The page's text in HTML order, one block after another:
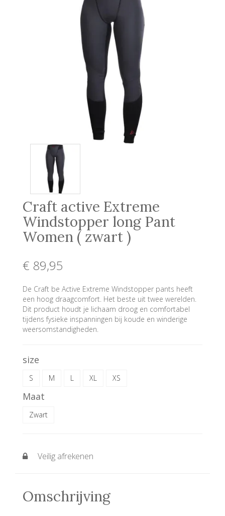
Craft active Extreme
Windstopper long Pant
Women ( zwart )
€ 89,95
De Craft be Active Extreme Windstopper pants heeft
een hoog draagcomfort. Het beste uit twee werelden.
Dit product houdt je lichaam droog en comfortabel
tijdens fysieke inspanningen bij koude en winderige
weersomstandigheden.
size
S M L XL XS
Maat
Zwart
Veilig afrekenen
Omschrijving